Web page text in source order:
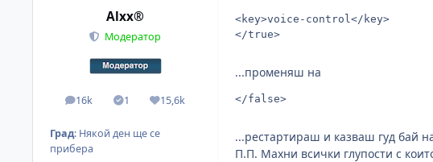
Alxx®
Модератор
16k
мнения 1
Solutions15,6k
Reputation
Град: Някой ден ще се
прибера
<key>voice-control</key>
</true>
...променяш на
</false>
...рестартираш и казваш гуд бай
П.П. Махни всички глупости с